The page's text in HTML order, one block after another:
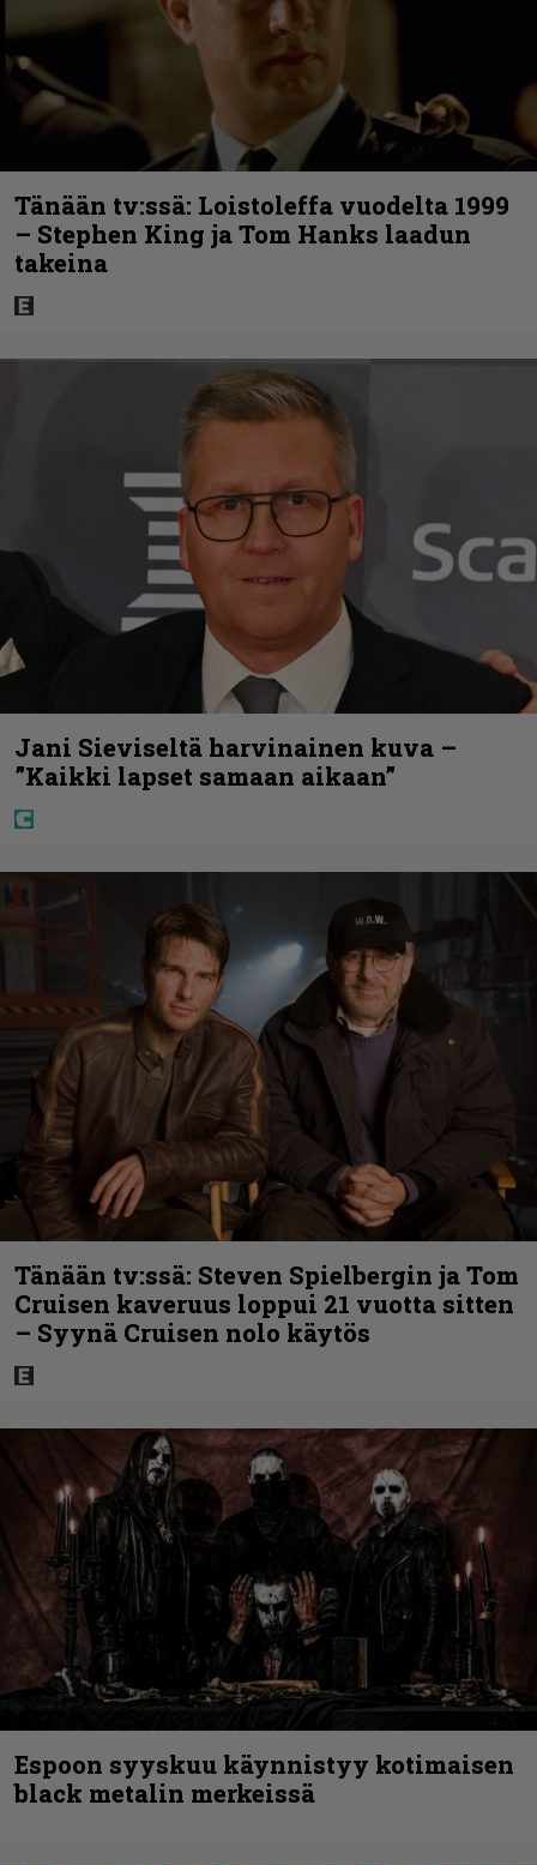
Tänään tv:ssä: Loistoleffa vuodelta 1999
– Stephen King ja Tom Hanks laadun
takeina
Jani Sieviseltä harvinainen kuva –
”Kaikki lapset samaan aikaan”
Tänään tv:ssä: Steven Spielbergin ja Tom
Cruisen kaveruus loppui 21 vuotta sitten
– Syynä Cruisen nolo käytös
Espoon syyskuu käynnistyy kotimaisen
black metalin merkeissä